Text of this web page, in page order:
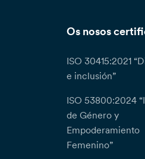
Os nosos
ISO 30415:2021
e inclusión”
ISO 53800:2024
de Género y
Empoderamiento
Femenino”